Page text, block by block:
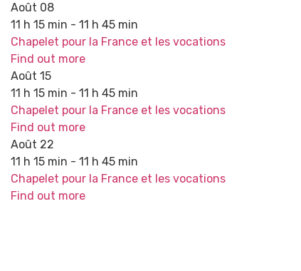
Août 08
11 h 15 min - 11 h 45 min
Chapelet pour la France et les vocations
Find out more
Août 15
11 h 15 min - 11 h 45 min
Chapelet pour la France et les vocations
Find out more
Août 22
11 h 15 min - 11 h 45 min
Chapelet pour la France et les vocations
Find out more